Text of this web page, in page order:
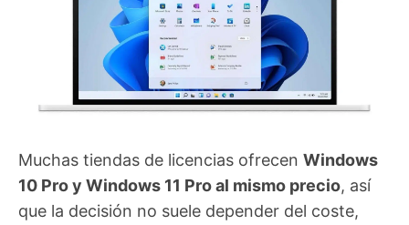
Muchas tiendas de licencias ofrecen Windows
10 Pro y Windows 11 Pro al mismo precio, así
que la decisión no suele depender del coste,